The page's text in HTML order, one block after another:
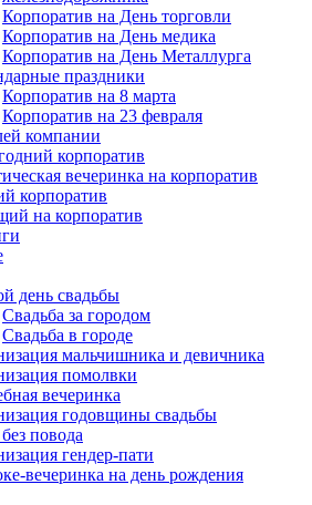
Корпоратив на День торговли
Корпоратив на День медика
Корпоратив на День Металлурга
праздники
Корпоратив на 8 марта
Корпоратив на 23 февраля
компании
корпоратив
вечеринка на корпоратив
корпоратив
на корпоратив
день свадьбы
Свадьба за городом
Свадьба в городе
мальчишника и девичника
помолвки
вечеринка
годовщины свадьбы
повода
гендер-пати
вечеринка на день рождения